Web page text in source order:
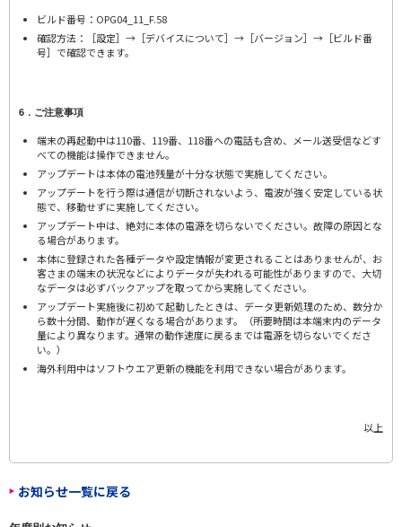
ビルド番号：OPG04_11_F.58
確認方法：［設定］→［デバイスについて］→［バージョン］→［ビルド番
号］で確認できます。
6．ご注意事項
端末の再起動中は110番、119番、118番への電話も含め、メール送受信などす
べての機能は操作できません。
アップデートは本体の電池残量が十分な状態で実施してください。
アップデートを行う際は通信が切断されないよう、電波が強く安定している状
態で、移動せずに実施してください。
アップデート中は、絶対に本体の電源を切らないでください。故障の原因とな
る場合があります。
本体に登録された各種データや設定情報が変更されることはありませんが、お
客さまの端末の状況などによりデータが失われる可能性がありますので、大切
なデータは必ずバックアップを取ってから実施してください。
アップデート実施後に初めて起動したときは、データ更新処理のため、数分か
ら数十分間、動作が遅くなる場合があります。（所要時間は本端末内のデータ
量により異なります。通常の動作速度に戻るまでは電源を切らないでくださ
い。）
海外利用中はソフトウエア更新の機能を利用できない場合があります。
以上
お知らせ一覧に戻る